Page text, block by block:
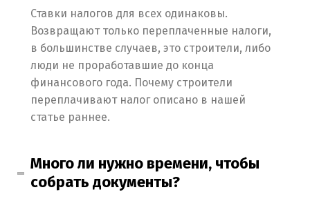
Ставки налогов для всех одинаковы.
Возвращают только переплаченные налоги,
в большинстве случаев, это строители, либо
люди не проработавшие до конца
финансового года. Почему строители
переплачивают налог описано в нашей
статье раннее.
Много ли нужно времени, чтобы
собрать документы?